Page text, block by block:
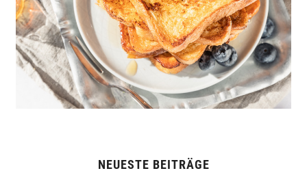
NEUESTE BEITRÄGE